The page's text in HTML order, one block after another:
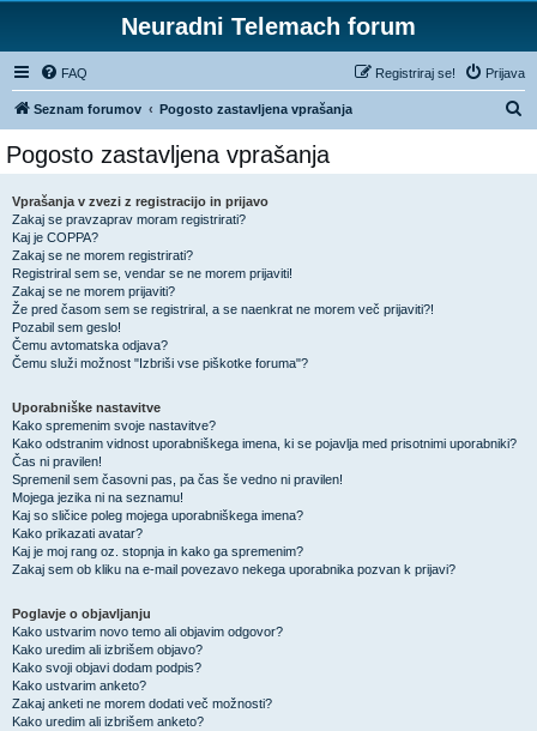
Neuradni Telemach forum
FAQ Prijava
Registriraj se!
Seznam forumov Pogosto zastavljena vprašanja
Pogosto zastavljena vprašanja
Vprašanja v zvezi z registracijo in prijavo
Zakaj se pravzaprav moram registrirati?
Kaj je COPPA?
Zakaj se ne morem registrirati?
Registriral sem se, vendar se ne morem prijaviti!
Zakaj se ne morem prijaviti?
Že pred časom sem se registriral, a se naenkrat ne morem več prijaviti?!
Pozabil sem geslo!
Čemu avtomatska odjava?
Čemu služi možnost "Izbriši vse piškotke foruma"?
Uporabniške nastavitve
Kako spremenim svoje nastavitve?
Kako odstranim vidnost uporabniškega imena, ki se pojavlja med prisotnimi uporabniki?
Čas ni pravilen!
Spremenil sem časovni pas, pa čas še vedno ni pravilen!
Mojega jezika ni na seznamu!
Kaj so sličice poleg mojega uporabniškega imena?
Kako prikazati avatar?
Kaj je moj rang oz. stopnja in kako ga spremenim?
Zakaj sem ob kliku na e-mail povezavo nekega uporabnika pozvan k prijavi?
Poglavje o objavljanju
Kako ustvarim novo temo ali objavim odgovor?
Kako uredim ali izbrišem objavo?
Kako svoji objavi dodam podpis?
Kako ustvarim anketo?
Zakaj anketi ne morem dodati več možnosti?
Kako uredim ali izbrišem anketo?